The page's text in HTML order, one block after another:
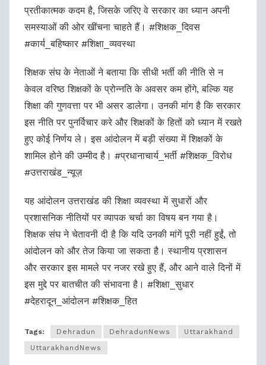
प्रतीकात्मक कदम है, जिसके जरिए वे सरकार का ध्यान अपनी
समस्याओं की ओर खींचना चाहते हैं। #शिक्षक_दिवस
#कार्य_बहिष्कार #शिक्षा_व्यवस्था
शिक्षक संघ के नेताओं ने बताया कि सीधी भर्ती की नीति से न
केवल वरिष्ठ शिक्षकों के प्रोन्नति के अवसर कम होंगे, बल्कि यह
शिक्षा की गुणवत्ता पर भी असर डालेगा। उनकी मांग है कि सरकार
इस नीति पर पुनर्विचार करे और शिक्षकों के हितों को ध्यान में रखते
हुए कोई निर्णय ले। इस आंदोलन में बड़ी संख्या में शिक्षकों के
शामिल होने की उम्मीद है। #प्रधानाचार्य_भर्ती #शिक्षक_विरोध
#उत्तराखंड_न्यूज़
यह आंदोलन उत्तराखंड की शिक्षा व्यवस्था में सुधारों और
प्रशासनिक नीतियों पर व्यापक चर्चा का विषय बन गया है।
शिक्षक संघ ने चेतावनी दी है कि यदि उनकी मांगें पूरी नहीं हुईं, तो
आंदोलन को और तेज किया जा सकता है। स्थानीय प्रशासन
और सरकार इस मामले पर नजर रखे हुए हैं, और आने वाले दिनों में
इस मुद्दे पर बातचीत की संभावना है। #शिक्षा_सुधार
#देहरादून_आंदोलन #शिक्षक_हित
Tags: Dehradun DehradunNews
Uttarakhand
UttarakhandNews